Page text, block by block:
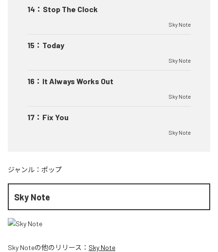
14 ： Stop The Clock
Sky Note
15 ： Today
Sky Note
16 ： It Always Works Out
Sky Note
17 ： Fix You
Sky Note
ジャンル： ポップ
Sky Note
Sky Noteの他のリリース： Sky Note